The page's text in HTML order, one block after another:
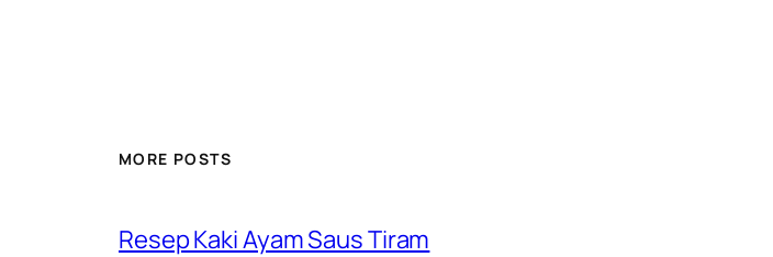
MORE POSTS
Resep Kaki Ayam Saus Tiram